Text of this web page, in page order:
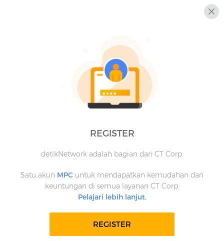
REGISTER
detikNetwork adalah bagian dari CT Corp.
Satu akun MPC untuk mendapatkan kemudahan dan
keuntungan di semua layanan CT Corp.
Pelajari lebih lanjut.
REGISTER